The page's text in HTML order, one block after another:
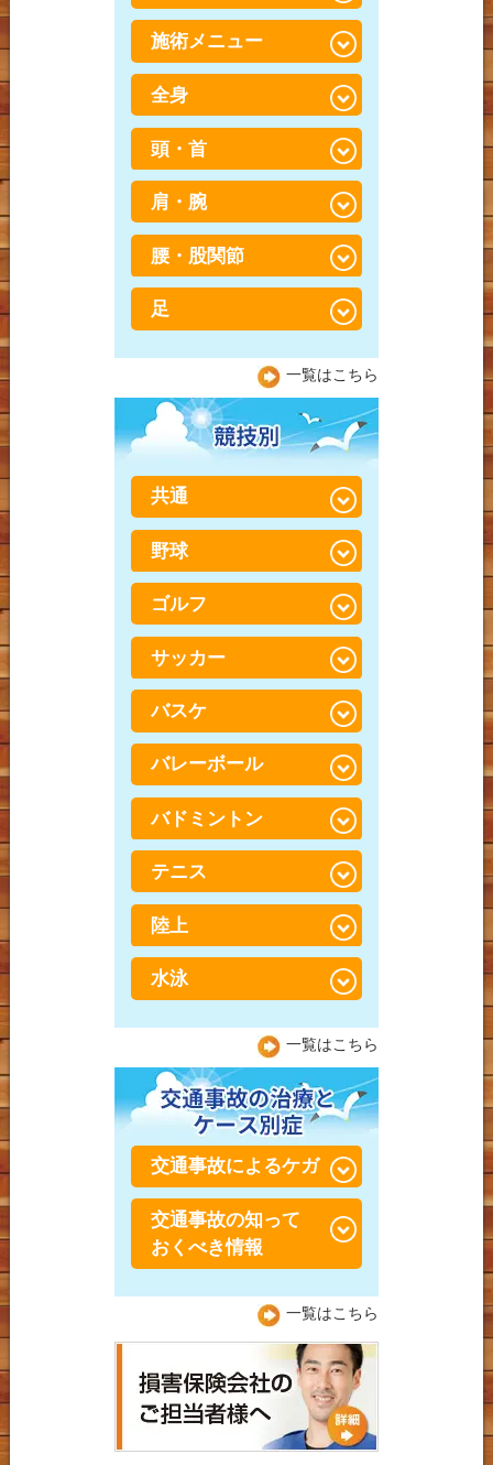
腰が重い・だるい
施術メニュー
骨盤・骨格矯正×筋肉調整
（パートナーストレッ
チ）
骨盤・骨格矯正
鍼灸
産後骨盤矯正
会員制 トレーニング×整
体
加圧「BOOSTER」トレー
ニング
整体に行っても治らなか
った方へ
全身
スポーツ障害・スポーツ
外傷
捻挫・肉離れ
打撲（だぼく）・打ち身
頭・首
寝違え
ストレートネック
顎関節症（がくかんせつ
しょう）
肩・腕
五十肩
かくでぐちしょうこうぐ
ん）
野球肩
テニス肘（上腕骨外側上
顆炎）
野球肘
肘・手首痛
TFCC損傷
腱鞘炎・ばね指・ド・ケ
ルバン病
手・指のしびれ
腰・股関節
足の付け根の違和感、放
置していませんか？日本
人に多い「股関節」の悩
腰痛
ぎっくり腰（急性腰痛）
とは？
脊柱管狭窄症
腰椎すべり症（ようつい
すべりしょう）
股関節痛（こかんせつつ
う）
梨状筋症候群（りじょう
きんしょうこうぐん）
腰椎分離症（ようついぶ
んりしょう）
足
腸脛靭帯炎（ちょうけい
じんたいえん）
膝痛
変形性膝関節症
半月板損傷（はんげつば
んそんしょう）
鵞足炎（がそくえん）
オスグッドシュラッター
病
足底筋膜炎（そくていき
んまくえん）
外反母趾（がいはんぼ
O脚
ジャンパー膝（膝蓋靭帯
炎）
シンスプリント
アキレス腱炎（周囲炎）
シーバー病・セーバー
病・踵骨骨端症（しょう
こつこったんしょう）
一覧はこちら
共通
捻挫・肉離れ
打撲（だぼく）・打ち身
野球
野球腰
野球肘
野球肩
ゴルフ
ゴルフ膝
ゴルフ肩
ゴルフ腰
サッカー
サッカーでの膝の怪我
サッカーでの股関節の怪
我
サッカーでの足首の痛み
サッカー腰
バスケ
バスケでの足首の怪我
バスケでの腰の怪我
バスケでの膝の怪我
バレーボール
バレーでの腰の怪我
バレーボールでの膝・す
ねの怪我
バレーボールでの捻挫・
突き指
バドミントン
バドミントンでの腰の怪
我
バドミントンでの膝の怪
我
テニス
テニスでの腰の怪我
テニスでの膝の怪我
陸上
陸上での腰の怪我
陸上での膝の怪我
陸上での足首の怪我
水泳
水泳での腰の怪我
水泳での肩の怪我
水泳での膝の怪我
一覧はこちら
交通事故によるケガ
交通事故・むち打ち症
交通事故 捻挫・肉離れ
交通事故 膝痛
交通事故 肘・手首痛
交通事故後の肩こり
交通事故の知って
おくべき情報
交通事故の保険につい
交通事故で整形外科と接
骨院の上手な通院方法
一覧はこちら